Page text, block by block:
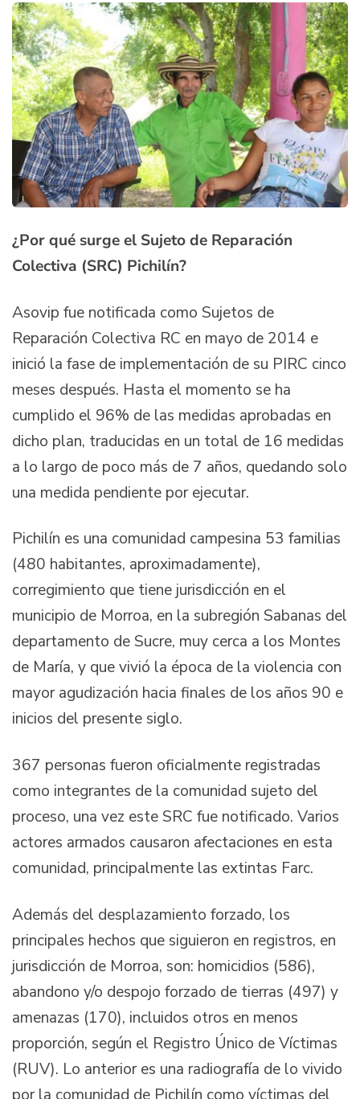
¿Por qué surge el Sujeto de Reparación
Colectiva (SRC) Pichilín?
Asovip fue notificada como Sujetos de
Reparación Colectiva RC en mayo de 2014 e
inició la fase de implementación de su PIRC cinco
meses después. Hasta el momento se ha
cumplido el 96% de las medidas aprobadas en
dicho plan, traducidas en un total de 16 medidas
a lo largo de poco más de 7 años, quedando solo
una medida pendiente por ejecutar.
Pichilín es una comunidad campesina 53 familias
(480 habitantes, aproximadamente),
corregimiento que tiene jurisdicción en el
municipio de Morroa, en la subregión Sabanas del
departamento de Sucre, muy cerca a los Montes
de María, y que vivió la época de la violencia con
mayor agudización hacia finales de los años 90 e
inicios del presente siglo.
367 personas fueron oficialmente registradas
como integrantes de la comunidad sujeto del
proceso, una vez este SRC fue notificado. Varios
actores armados causaron afectaciones en esta
comunidad, principalmente las extintas Farc.
Además del desplazamiento forzado, los
principales hechos que siguieron en registros, en
jurisdicción de Morroa, son: homicidios (586),
abandono y/o despojo forzado de tierras (497) y
amenazas (170), incluidos otros en menos
proporción, según el Registro Único de Víctimas
(RUV). Lo anterior es una radiografía de lo vivido
por la comunidad de Pichilín como víctimas del